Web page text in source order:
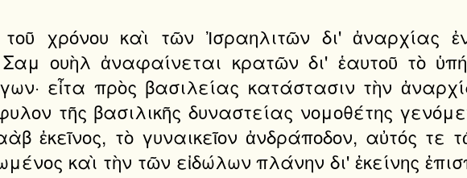
χρόνου καὶ τῶν Ἰσραηλιτῶν δι' ἀναρχίας
ουὴλ ἀναφαίνεται κρατῶν δι' ἑαυτοῦ τὸ
εἶτα πρὸς βασιλείας κατάστασιν τὴν
τῆς βασιλικῆς δυναστείας νομοθέτης
ἐκεῖνος, τὸ γυναικεῖον ἀνδράποδον, αὐτός
καὶ τὴν τῶν εἰδώλων πλάνην δι' ἐκείνης